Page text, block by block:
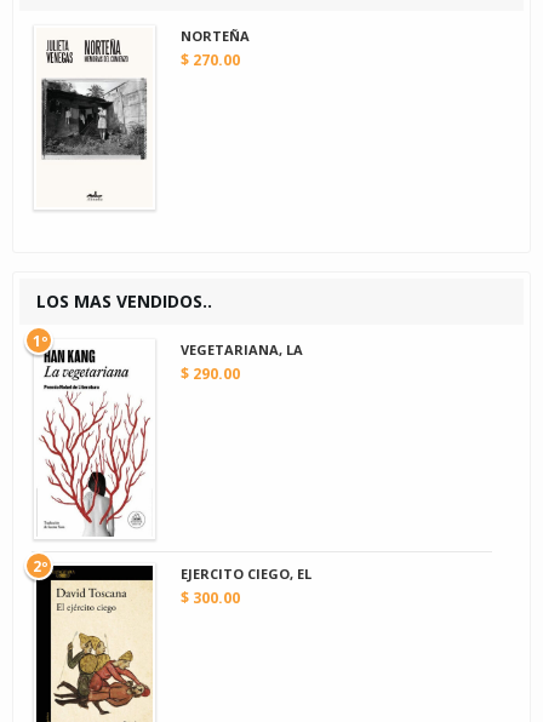
NORTEÑA
$ 270.00
LOS MAS VENDIDOS..
VEGETARIANA, LA
$ 290.00
1º
EJERCITO CIEGO, EL
$ 300.00
2º